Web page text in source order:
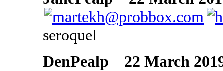
seroquel
DenPealp
22 March